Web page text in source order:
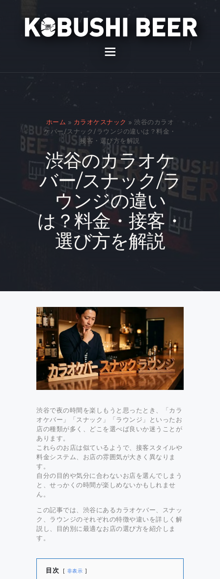
ホーム » カラオケスナック » 渋谷のカラオ
ケバー/スナック/ラウンジの違いは？料金・
接客・選び方を解説
渋谷のカラオケ
バー/スナック/ラ
ウンジの違い
は？料金・接客・
選び方を解説
スナック
貸切
通販
スタッフ募集
問い合わせ
渋谷で夜の時間を楽しもうと思ったとき、「カラ
オケバー」「スナック」「ラウンジ」といったお
店の種類が多く、どこを選べば良いか迷うことが
あります。
これらのお店は似ているようで、接客スタイルや
料金システム、お店の雰囲気が大きく異なりま
す。
自分の目的や気分に合わないお店を選んでしまう
と、せっかくの時間が楽しめないかもしれませ
ん。
この記事では、渋谷にあるカラオケバー、スナッ
ク、ラウンジのそれぞれの特徴や違いを詳しく解
説し、目的別に最適なお店の選び方を紹介しま
す。
目次 非表示